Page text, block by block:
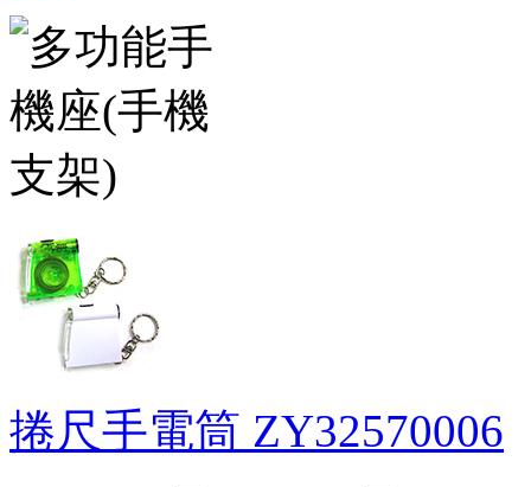
捲尺手電筒 ZY32570006